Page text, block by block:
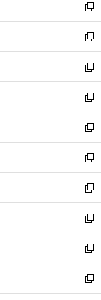
く
で
開
く
ド
ウ
で
開
く
ィ
ン
ド
ウ
で
開
く
新
し
い
ウ
ィ
ン
ド
ウ
で
開
く
新
し
い
ウ
ィ
ン
ド
ウ
で
開
く
新
し
い
ウ
ィ
ン
ド
ウ
で
開
く
新
し
い
ウ
ィ
ン
ド
ウ
で
開
く
新
し
い
ウ
ィ
ン
ド
ウ
で
開
く
新
し
い
ウ
ィ
ン
ド
ウ
で
開
新
し
い
ウ
ィ
ン
ド
ウ
新
し
い
ウ
ィ
ン
新
し
い
ウ
新
し